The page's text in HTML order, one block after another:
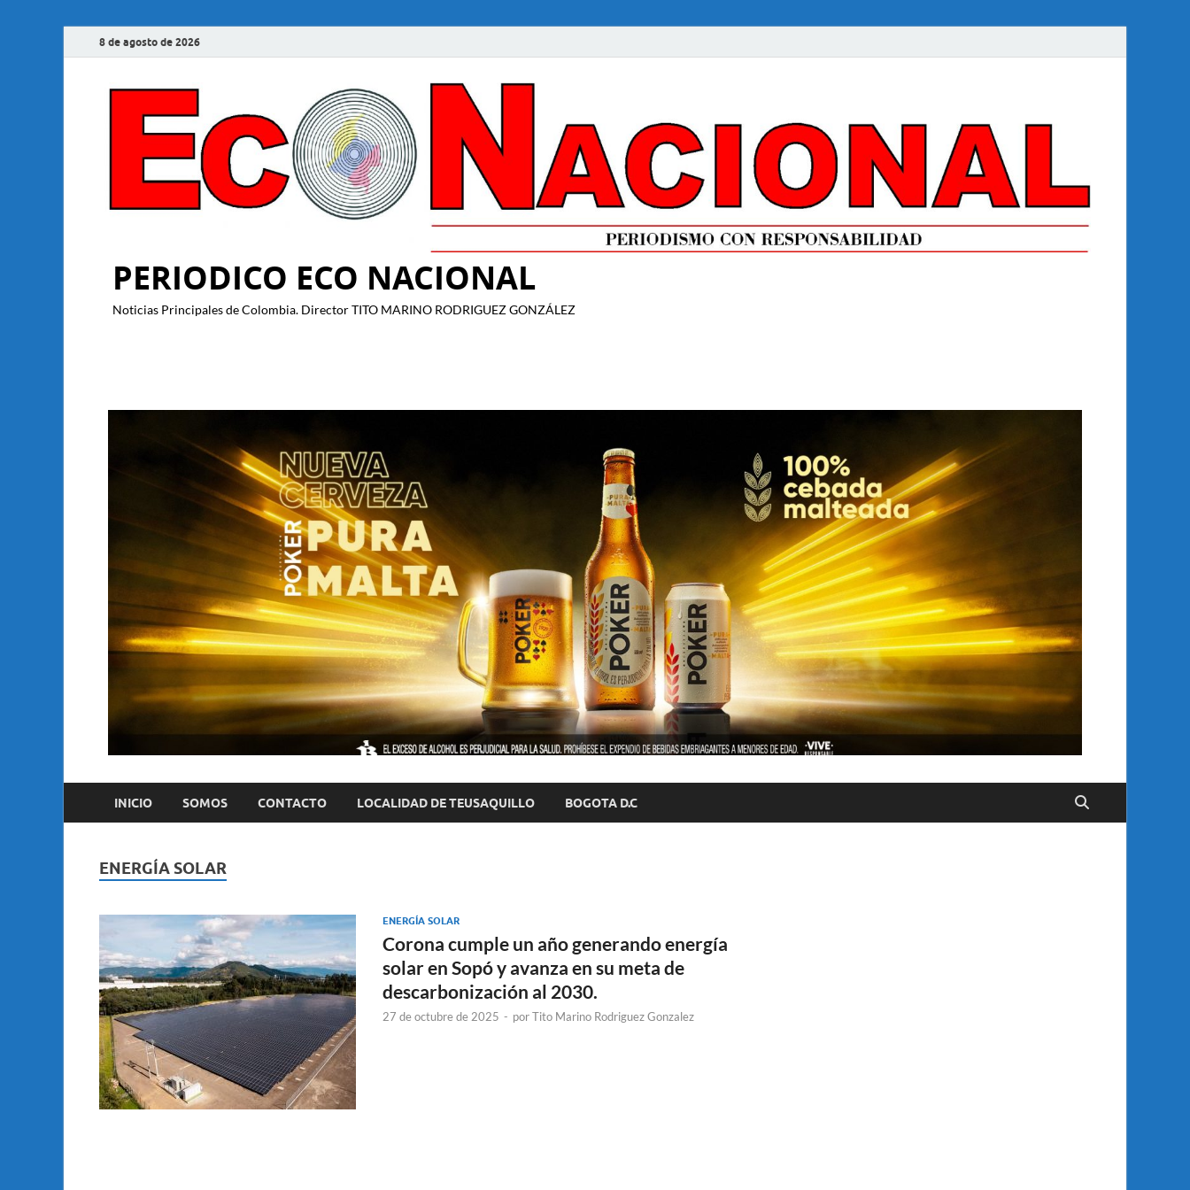
8 de agosto de 2026
PERIODICO ECO NACIONAL
Noticias Principales de Colombia. Director TITO MARINO RODRIGUEZ GONZÁLEZ
INICIO SOMOS CONTACTO LOCALIDAD DE TEUSAQUILLO BOGOTA D.C
ENERGÍA SOLAR
ENERGÍA SOLAR
Corona cumple un año generando energía
solar en Sopó y avanza en su meta de
descarbonización al 2030.
27 de octubre de 2025 - porTito Marino Rodriguez Gonzalez